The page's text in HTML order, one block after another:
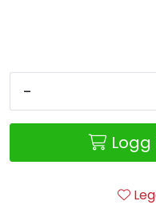
-
Retur/reklamasjon